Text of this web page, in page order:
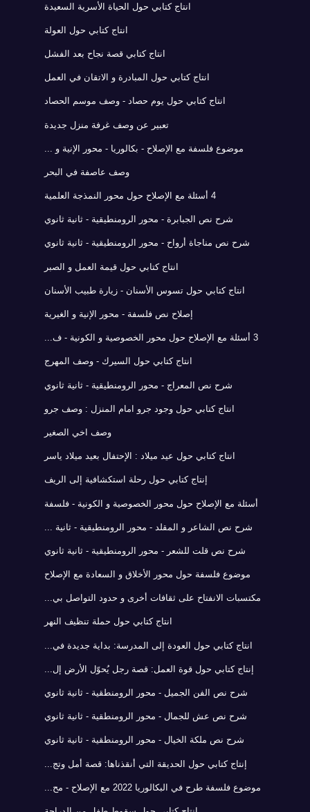
انتاج كتابي حول الحياة الأسرية السعيدة
انتاج كتابي حول العولة
انتاج كتابي قصة نجاح بعد الفشل
انتاج كتابي حول المبادرة و الاتقان في العمل
انتاج كتابي حول يوم حصاد - وصف موسم الحصاد
تعبير عن وصف غرفة منزل جديدة
موضوع فلسفة مع الإصلاح - بكالوريا - محور الإنية و ...
وصف عاصفة في البحر
4 أسئلة مع الإصلاح حول محور النمذجة العلمية
شرح نص الجبابرة - محور الرومنطيقية - ثانية ثانوي
شرح نص مناجاة أرواح - محور الرومنطيقية - ثانية ثانوي
انتاج كتابي حول قيمة العمل و الصبر
انتاج كتابي حول تسوس الأسنان - زيارة طبيب الأسنان
إصلاح نص فلسفة - محور الإنية و الغيرية
3 أسئلة مع الإصلاح حول محور الخصوصية و الكونية - ف...
انتاج كتابي حول السيرك - وصف المهرج
شرح نص المعراج - محور الرومنطيقية - ثانية ثانوي
انتاج كتابي حول وجود جرو امام المنزل : وصف جرو
وصف اخي الصغير
انتاج كتابي حول عيد ميلاد : الإحتفال بعيد ميلاد ياسر
إنتاج كتابي حول رحلة استكشافية إلى الريف
أسئلة مع الإصلاح حول محور الخصوصية و الكونية - فلسفة
شرح نص الشاعر و المقلد - محور الرومنطيقية - ثانية ...
شرح نص قلت للشعر - محور الرومنطيقية - ثانية ثانوي
موضوع فلسفة حول محور الأخلاق و السعادة مع الإصلاح
مكتسبات الانفتاح على ثقافات أخرى و حدود التواصل بي...
انتاج كتابي حول حملة تنظيف النهر
انتاج كتابي حول العودة إلى المدرسة: بداية جديدة في...
إنتاج كتابي حول قوة العمل: قصة رجل يُحوّل الأرض إل...
شرح نص الفن الجميل - محور الرومنطقية - ثانية ثانوي
شرح نص عش للجمال - محور الرومنطقية - ثانية ثانوي
شرح نص ملكة الخيال - محور الرومنطقية - ثانية ثانوي
إنتاج كتابي حول الحديقة التي أنقذناها: قصة أمل وتج...
موضوع فلسفة طرح في البكالوريا 2022 مع الإصلاح - مح...